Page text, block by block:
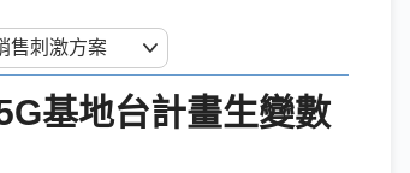
基地台計畫生變數